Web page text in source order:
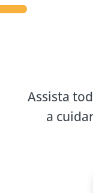
Assista
a